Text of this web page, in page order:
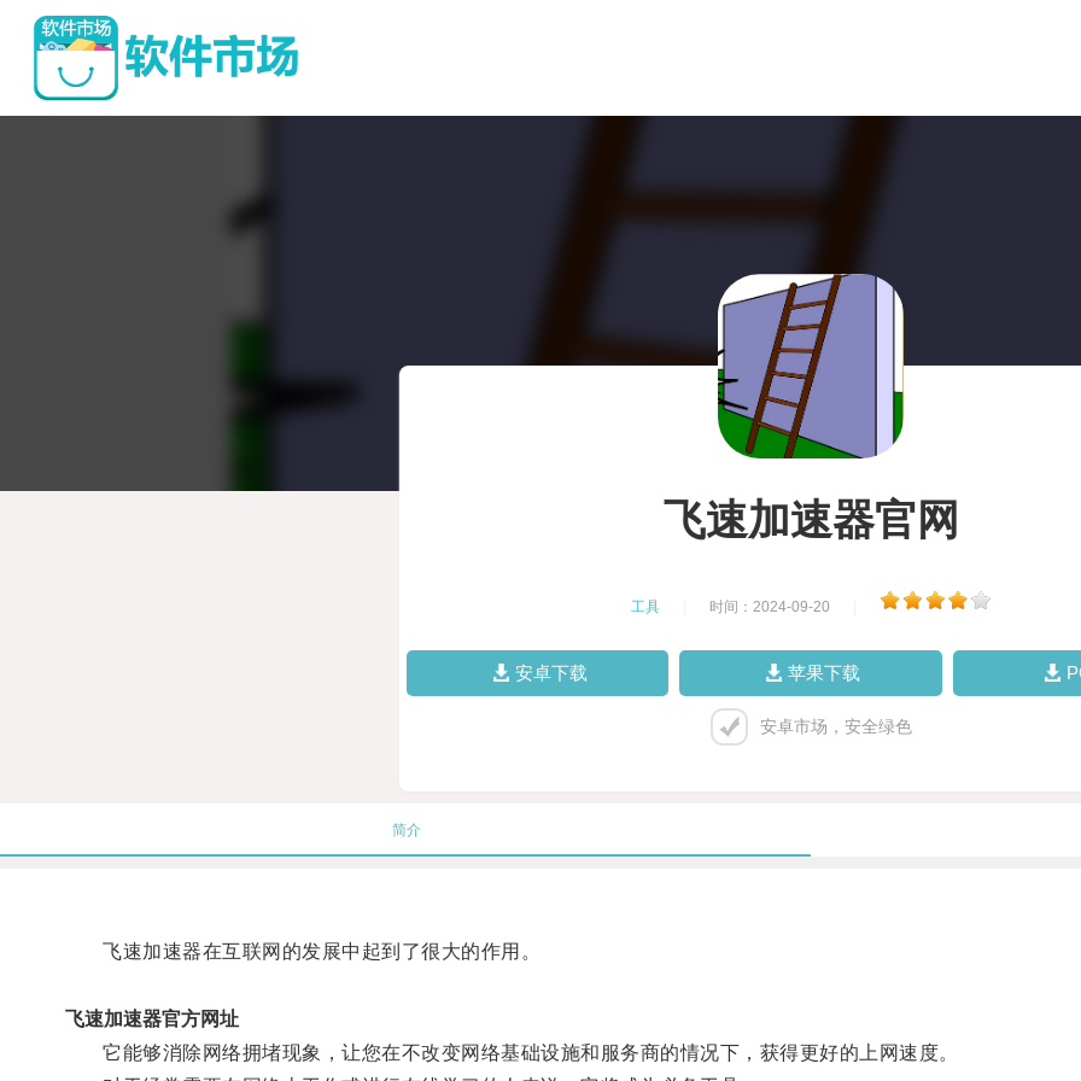
飞速加速器官网
工具 时间：2024-09-20
安卓下载 苹果下载
安卓市场，安全绿色
简介
飞速加速器在互联网的发展中起到了很大的作用。
飞速加速器官方网址
它能够消除网络拥堵现象，让您在不改变网络基础设施和服务商的情况下，获得更好的上网速度。